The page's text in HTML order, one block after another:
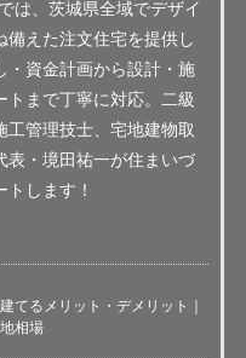
は、茨城県全域でデザイ
備えた注文住宅を提供し
・資金計画から設計・施
トまで丁寧に対応。二級
工管理技士、宅地建物取
表・境田祐一が住まいづ
トします！
てるメリット・デメリット｜
相場